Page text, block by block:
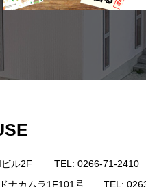
ル2F TEL: 0266-71-2410
ドナカムラ1F101号 TEL: